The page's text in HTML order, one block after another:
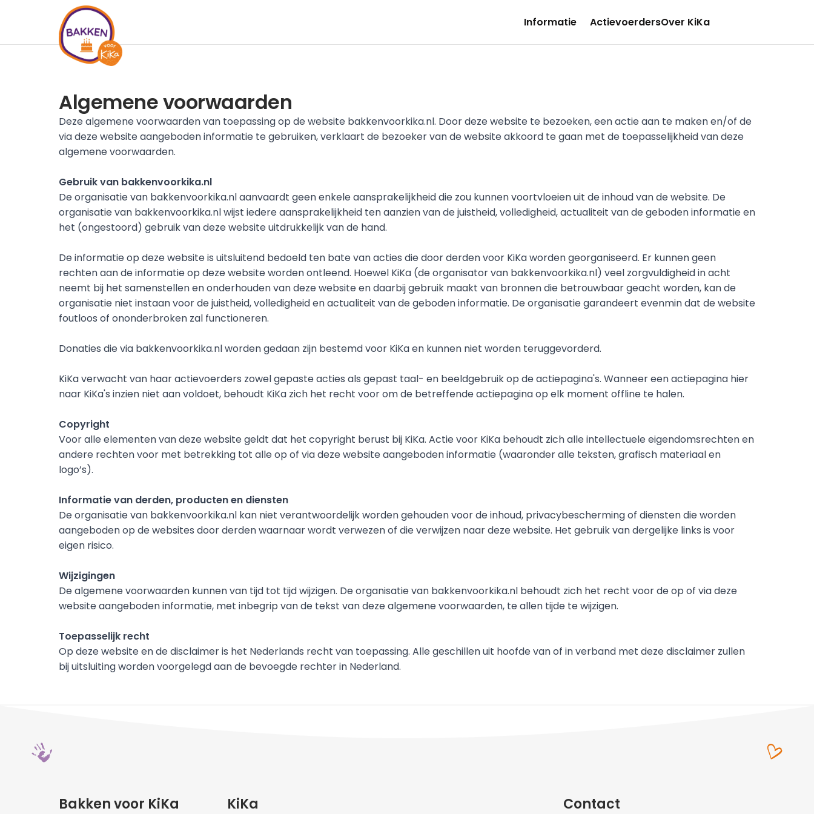
Algemene voorwaarden
Deze algemene voorwaarden van toepassing op de website bakkenvoorkika.nl. Door deze website te bezoeken, een actie aan te maken en/of de
via deze website aangeboden informatie te gebruiken, verklaart de bezoeker van de website akkoord te gaan met de toepasselijkheid van deze
algemene voorwaarden.
Gebruik van bakkenvoorkika.nl
De organisatie van bakkenvoorkika.nl aanvaardt geen enkele aansprakelijkheid die zou kunnen voortvloeien uit de inhoud van de website. De
organisatie van bakkenvoorkika.nl wijst iedere aansprakelijkheid ten aanzien van de juistheid, volledigheid, actualiteit van de geboden informatie en
het (ongestoord) gebruik van deze website uitdrukkelijk van de hand.
De informatie op deze website is uitsluitend bedoeld ten bate van acties die door derden voor KiKa worden georganiseerd. Er kunnen geen
rechten aan de informatie op deze website worden ontleend. Hoewel KiKa (de organisator van bakkenvoorkika.nl) veel zorgvuldigheid in acht
neemt bij het samenstellen en onderhouden van deze website en daarbij gebruik maakt van bronnen die betrouwbaar geacht worden, kan de
organisatie niet instaan voor de juistheid, volledigheid en actualiteit van de geboden informatie. De organisatie garandeert evenmin dat de website
foutloos of ononderbroken zal functioneren.
Donaties die via bakkenvoorkika.nl worden gedaan zijn bestemd voor KiKa en kunnen niet worden teruggevorderd.
KiKa verwacht van haar actievoerders zowel gepaste acties als gepast taal- en beeldgebruik op de actiepagina's. Wanneer een actiepagina hier
naar KiKa's inzien niet aan voldoet, behoudt KiKa zich het recht voor om de betreffende actiepagina op elk moment offline te halen.
Copyright
Voor alle elementen van deze website geldt dat het copyright berust bij KiKa. Actie voor KiKa behoudt zich alle intellectuele eigendomsrechten en
andere rechten voor met betrekking tot alle op of via deze website aangeboden informatie (waaronder alle teksten, grafisch materiaal en
logo’s).
Informatie van derden, producten en diensten
De organisatie van bakkenvoorkika.nl kan niet verantwoordelijk worden gehouden voor de inhoud, privacybescherming of diensten die worden
aangeboden op de websites door derden waarnaar wordt verwezen of die verwijzen naar deze website. Het gebruik van dergelijke links is voor
eigen risico.
Wijzigingen
De algemene voorwaarden kunnen van tijd tot tijd wijzigen. De organisatie van bakkenvoorkika.nl behoudt zich het recht voor de op of via deze
website aangeboden informatie, met inbegrip van de tekst van deze algemene voorwaarden, te allen tijde te wijzigen.
Toepasselijk recht
Op deze website en de disclaimer is het Nederlands recht van toepassing. Alle geschillen uit hoofde van of in verband met deze disclaimer zullen
bij uitsluiting worden voorgelegd aan de bevoegde rechter in Nederland.
Bakken voor KiKa KiKa Contact
Informatie ActievoerdersOver KiKa